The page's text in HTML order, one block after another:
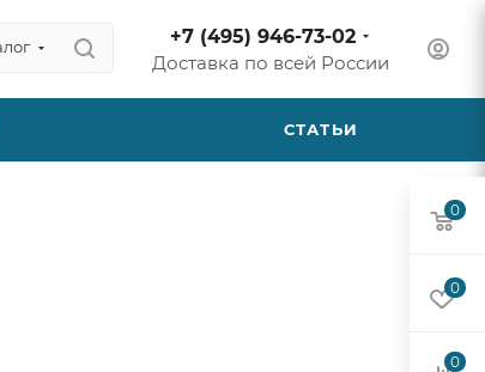
+7 (495) 946-73-02
Доставка по всей России
СТАТЬИ
0
0
0